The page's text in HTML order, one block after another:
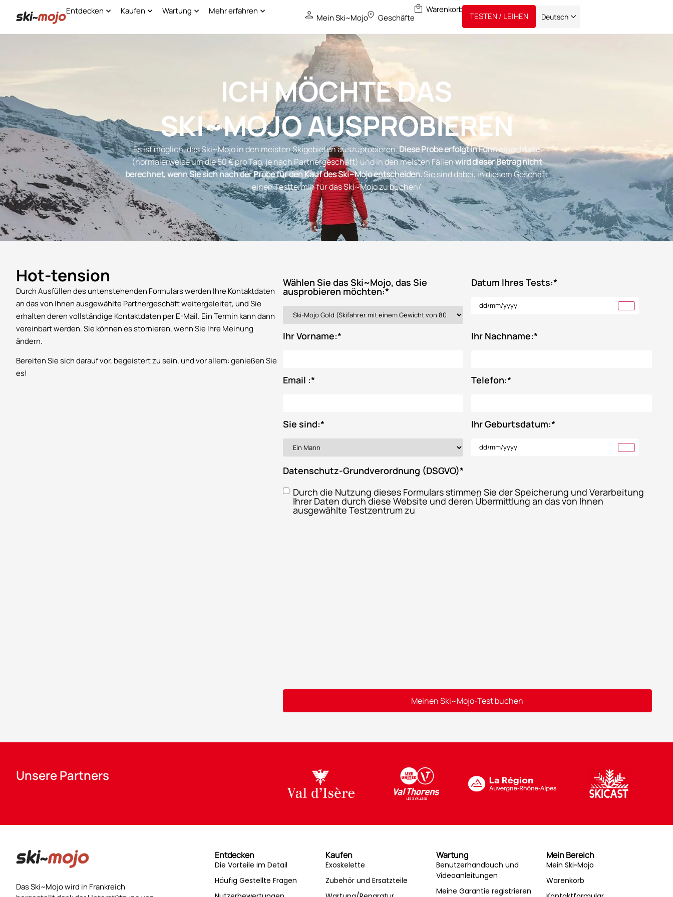
Entdecken Kaufen Wartung Mehr erfahren
Mein Ski~Mojo Geschäfte TESTEN / LEIHEN Deutsch
ICH MÖCHTE DAS
SKI~MOJO AUSPROBIEREN
Es ist möglich, das Ski~Mojo in den meisten Skigebieten auszuprobieren.Diese Probe erfolgt in Form einer Miete
(normalerweise um die 50 € pro Tag, je nach Partnergeschäft) und in den meisten Fällenwird dieser Betrag nicht
berechnet, wenn Sie sich nach der Probe für den Kauf des Ski~Mojo entscheiden.Sie sind dabei, in diesem Geschäft
einen Testtermin für das Ski~Mojo zu buchen/
Hot-tension
Durch Ausfüllen des untenstehenden Formulars werden Ihre Kontaktdaten
an das von Ihnen ausgewählte Partnergeschäft weitergeleitet, und Sie
erhalten deren vollständige Kontaktdaten per E-Mail. Ein Termin kann dann
vereinbart werden. Sie können es stornieren, wenn Sie Ihre Meinung
ändern.
Bereiten Sie sich darauf vor, begeistert zu sein, und vor allem: genießen Sie
es!
Wählen Sie das Ski~Mojo, das Sie
ausprobieren möchten:*
Datum Ihres Tests:*
Ihr Vorname:* Ihr Nachname:*
Email :* Telefon:*
Sie sind:* Ihr Geburtsdatum:*
Datenschutz-Grundverordnung (DSGVO)*
Durch die Nutzung dieses Formulars stimmen Sie der Speicherung und Verarbeitung
Ihrer Daten durch diese Website und deren Übermittlung an das von Ihnen
ausgewählte Testzentrum zu
Meinen Ski~Mojo-Test buchen
Unsere Partners
Das Ski~Mojo wird in Frankreich
Entdecken
Die Vorteile im Detail
Häufig Gestellte Fragen
Kaufen
Exoskelette
Zubehör und Ersatzteile
Wartung
Benutzerhandbuch und
Videoanleitungen
Meine Garantie registrieren
Mein Bereich
Mein Ski~Mojo
Warenkorb